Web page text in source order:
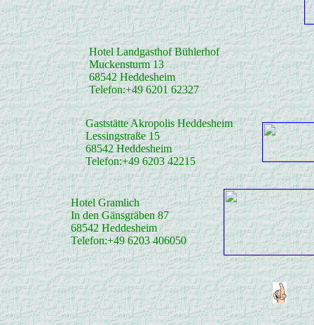
Hotel Landgasthof Bühlerhof
Muckensturm 13
68542 Heddesheim
Telefon:+49 6201 62327
Gaststätte Akropolis Heddesheim
Lessingstraße 15
68542 Heddesheim
Telefon:+49 6203 42215
Hotel Gramlich
In den Gänsgräben 87
68542 Heddesheim
Telefon:+49 6203 406050